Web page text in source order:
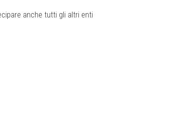
anche tutti gli altri enti